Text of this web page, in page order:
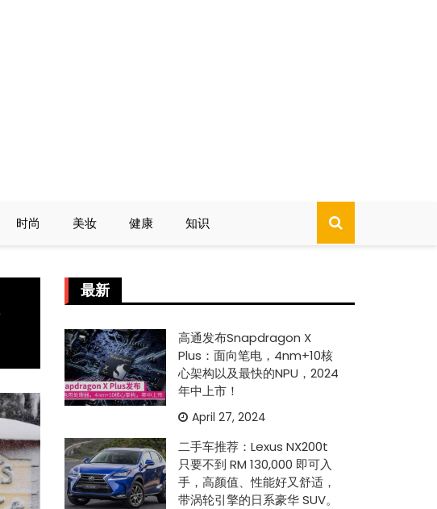
时尚 美妆 健康 知识
最新
高通发布Snapdragon X
Plus：面向笔电，4nm+10核
心架构以及最快的NPU，2024
年中上市！
April 27, 2024
二手车推荐：Lexus NX200t
只要不到 RM 130,000 即可入
手，高颜值、性能好又舒适，
带涡轮引擎的日系豪华 SUV。